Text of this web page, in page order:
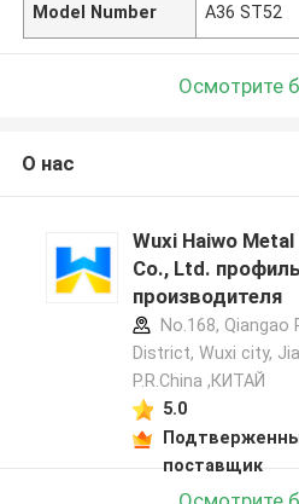
Model Number A36 ST52
Осмотрите
О нас
Wuxi Haiwo
Co., Ltd. профиль
производителя
No.168, Qiangao
District, Wuxi city,
P.R.China ,КИТАЙ
5.0
поставщик